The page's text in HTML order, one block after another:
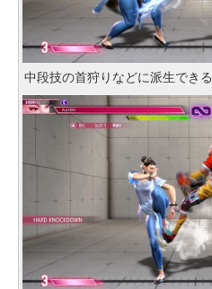
中段技の首狩りなどに派生できる